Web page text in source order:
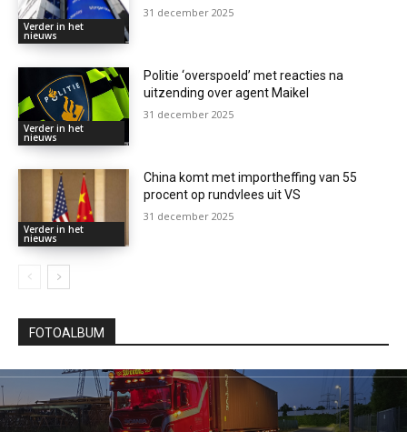
Verder in het
nieuws
31 december 2025
Verder in het
nieuws
Politie ‘overspoeld’ met reacties na
uitzending over agent Maikel
31 december 2025
Verder in het
nieuws
China komt met importheffing van 55
procent op rundvlees uit VS
31 december 2025
FOTOALBUM